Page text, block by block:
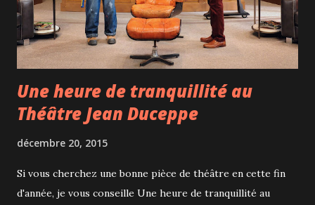
la qualité de ce spectacle, d'une durée parfaite pour
maintenir l'attention ...
Une heure de tranquillité au
Théâtre Jean Duceppe
décembre 20, 2015
Si vous cherchez une bonne pièce de théâtre en cette fin
d'année, je vous conseille Une heure de tranquillité au